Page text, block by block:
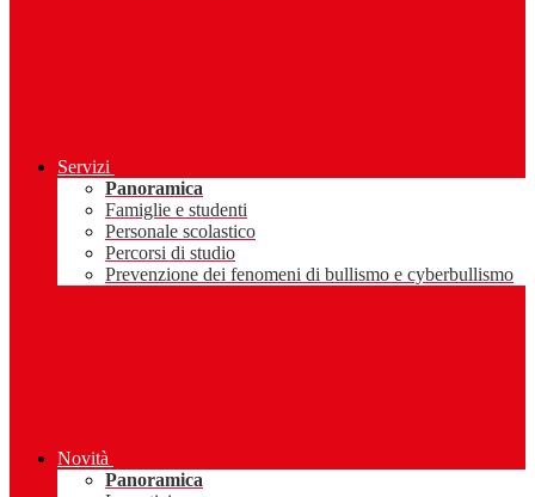
Servizi
Panoramica
Famiglie e studenti
Personale scolastico
Percorsi di studio
Prevenzione dei fenomeni di bullismo e cyberbullismo
Novità
Panoramica